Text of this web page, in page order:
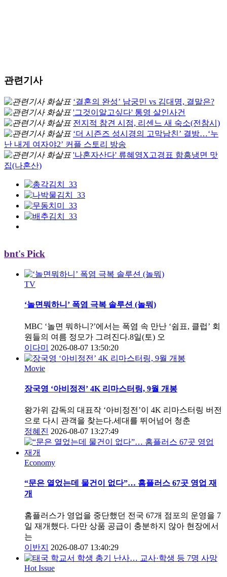
관련기사
‘결혼의 완성’ 남궁민 vs 김대명, 결말은?
'그것이알고싶다' 통영 살인사건
전지적 참견 시점, 리센느 새 숙소(전참시)
‘더 시즌즈 성시경의 고막남친’ 결방…‘누
난 내게 여자야2’ 커플 스토리 방송
'나혼자산다' 류혜영X고경표 함흥냉면 맛
집(나혼산)
bnt's Pick
TV
‘놀면뭐하니’ 폭염 극복 솔루션 (놀뭐)
MBC ‘놀면 뭐하니?’에서는 폭염 속 만난 ‘쉼표, 클럽’ 회
원들의 여름 정모가 그려진다.8일(토) 오
이다미
2026-08-07 13:50:20
Movie
장국영 ‘아비정전’ 4K 리마스터링, 9월 개봉
왕가위 감독의 대표작 ‘아비정전’이 4K 리마스터링 버전
으로 다시 관객을 찾는다.세대를 뛰어넘어 청춘
정혜진 2026-08-07 13:27:49
Economy
“문은 열었는데 물건이 없다”… 홈플러스 67곳 영업 재
개
홈플러스가 영업을 중단했던 전국 67개 점포의 운영을 7
일 재개했다. 다만 상품 공급이 충분하지 않아 현장에서
는
이반지
2026-08-07 13:40:29
Hot Issue